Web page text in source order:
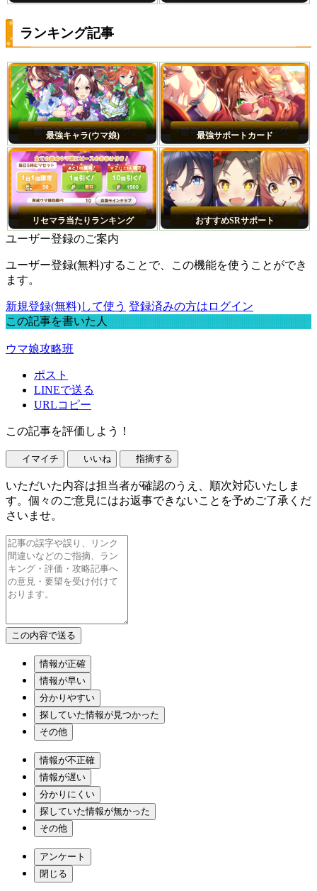
ランキング記事
最強キャラ(ウマ娘) 最強サポートカード
リセマラ当たりランキング おすすめSRサポート
ユーザー登録のご案内
ユーザー登録(無料)することで、この機能を使うことができ
ます。
新規登録(無料)して使う 登録済みの方はログイン
この記事を書いた人
ウマ娘攻略班
ポスト
LINEで送る
URLコピー
この記事を評価しよう！
イマイチ いいね 指摘する
いただいた内容は担当者が確認のうえ、順次対応いたしま
す。個々のご意見にはお返事できないことを予めご了承くだ
さいませ。
情報が正確
情報が早い
分かりやすい
探していた情報が見つかった
その他
情報が不正確
情報が遅い
分かりにくい
探していた情報が無かった
その他
アンケート
閉じる